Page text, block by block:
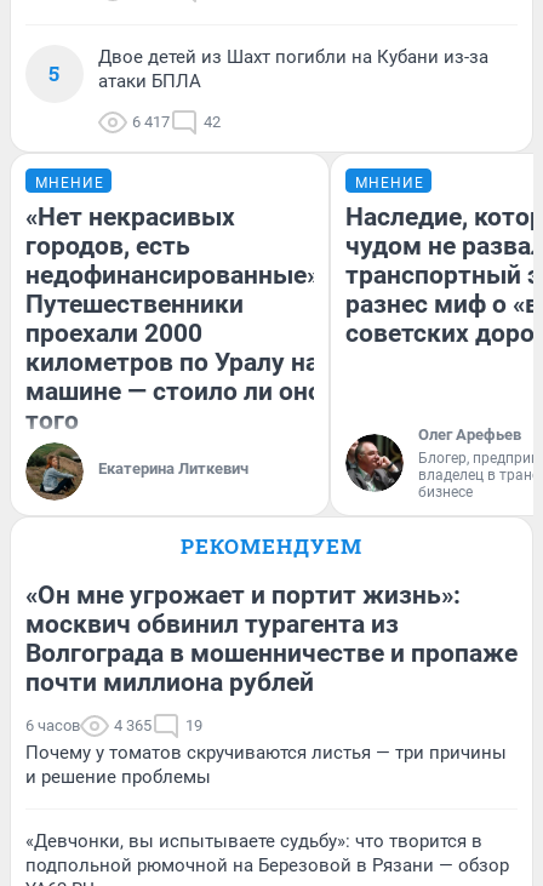
5
Двое детей из Шахт погибли на Кубани из-за
атаки БПЛА
6 417 42
МНЕНИЕ
«Нет некрасивых
городов, есть
недофинансированные».
Путешественники
проехали 2000
километров по Уралу на
машине — стоило ли оно
того
Екатерина Литкевич
МНЕНИЕ
Наследие,
чудом не
транспортный
разнес миф о
советских
Олег Арефьев
Блогер,
владелец в
бизнесе
РЕКОМЕНДУЕМ
«Он мне угрожает и портит жизнь»:
москвич обвинил турагента из
Волгограда в мошенничестве и пропаже
почти миллиона рублей
6 часов 4 365 19
Почему у томатов скручиваются листья — три причины
и решение проблемы
«Девчонки, вы испытываете судьбу»: что творится в
подпольной рюмочной на Березовой в Рязани — обзор